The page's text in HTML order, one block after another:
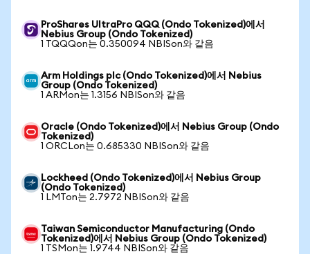
ProShares UltraPro QQQ (Ondo Tokenized)에서
Nebius Group (Ondo Tokenized)
1 TQQQon는 0.350094 NBISon와 같음
Arm Holdings plc (Ondo Tokenized)에서 Nebius
Group (Ondo Tokenized)
1 ARMon는 1.3156 NBISon와 같음
Oracle (Ondo Tokenized)에서 Nebius Group (Ondo
Tokenized)
1 ORCLon는 0.685330 NBISon와 같음
Lockheed (Ondo Tokenized)에서 Nebius Group
(Ondo Tokenized)
1 LMTon는 2.7972 NBISon와 같음
Taiwan Semiconductor Manufacturing (Ondo
Tokenized)에서 Nebius Group (Ondo Tokenized)
1 TSMon는 1.9744 NBISon와 같음